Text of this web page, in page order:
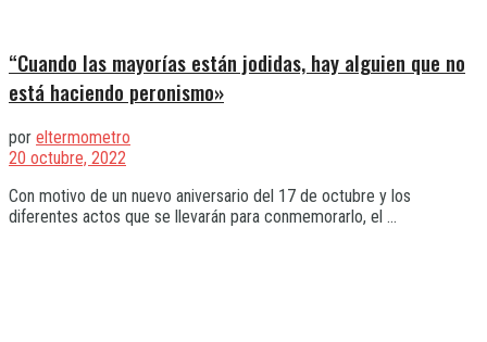
“Cuando las mayorías están jodidas, hay alguien que no
está haciendo peronismo»
por eltermometro
20 octubre, 2022
Con motivo de un nuevo aniversario del 17 de octubre y los
diferentes actos que se llevarán para conmemorarlo, el ...